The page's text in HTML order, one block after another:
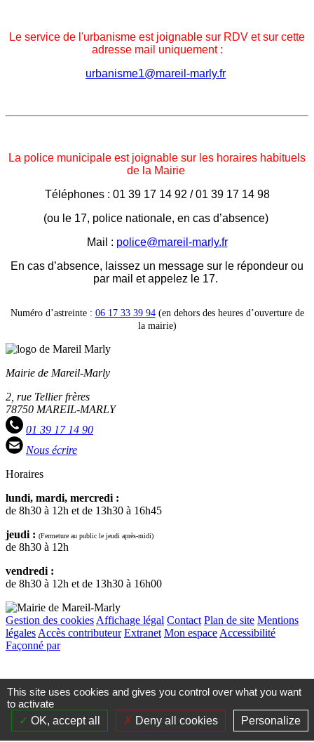
Le service de l'urbanisme est joignable sur RDV et sur cette
adresse mail uniquement :
urbanisme1@mareil-marly.fr
La police municipale est joignable sur les horaires habituels
de la Mairie
Téléphones : 01 39 17 14 92 / 01 39 17 14 98
(ou le 17, police nationale, en cas d’absence)
Mail : police@mareil-marly.fr
En cas d’absence, laissez un message sur le répondeur ou
par mail et appelez le 17.
Numéro d’astreinte : 06 17 33 39 94(en dehors des heures d’ouverture de
la mairie)
Mairie de Mareil-Marly
2, rue Tellier frères
78750 MAREIL-MARLY
01 39 17 14 90
Nous écrire
Horaires
lundi, mardi, mercredi :
de 8h30 à 12h et de 13h30 à 16h45
jeudi : (Fermeture au public le jeudi après-midi)
de 8h30 à 12h
vendredi :
de 8h30 à 12h et de 13h30 à 16h00
Gestion des cookies Affichage légal Contact Plan de site Mentions
légales Accès contributeur Extranet Mon espace Accessibilité
Façonné par
haut
du
site
This site uses cookies and gives you control over what you want
to activate
OK, accept all
Deny all cookies Personalize